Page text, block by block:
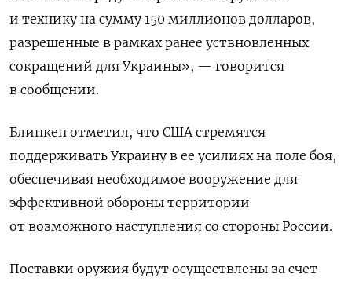
и технику на сумму 150 миллионов долларов,
разрешенные в рамках ранее уствновленных
сокращений для Украины», — говорится
в сообщении.
Блинкен отметил, что США стремятся
поддерживать Украину в ее усилиях на поле боя,
обеспечивая необходимое вооружение для
эффективной обороны территории
от возможного наступления со стороны России.
Поставки оружия будут осуществлены за счет